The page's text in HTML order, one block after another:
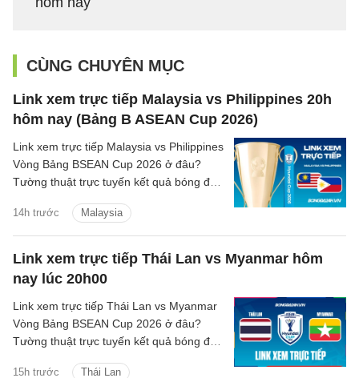
CÙNG CHUYÊN MỤC
Link xem trực tiếp Malaysia vs Philippines 20h
hôm nay (Bảng B ASEAN Cup 2026)
14h trước Malaysia
Link xem trực tiếp Malaysia vs Philippines
Vòng Bảng BSEAN Cup 2026 ở đâu?
Tường thuật trực tuyến kết quả bóng đá
sóng nào?
Link xem trực tiếp Thái Lan vs Myanmar hôm
nay lúc 20h00
15h trước Thái Lan
Link xem trực tiếp Thái Lan vs Myanmar
Vòng Bảng BSEAN Cup 2026 ở đâu?
Tường thuật trực tuyến kết quả bóng đá